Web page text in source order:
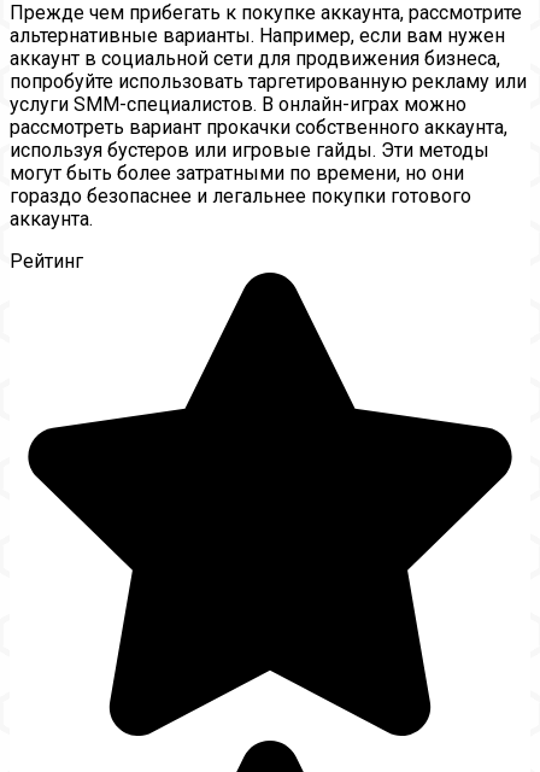
Прежде чем прибегать к покупке аккаунта, рассмотрите
альтернативные варианты. Например, если вам нужен
аккаунт в социальной сети для продвижения бизнеса,
попробуйте использовать таргетированную рекламу или
услуги SMM-специалистов. В онлайн-играх можно
рассмотреть вариант прокачки собственного аккаунта,
используя бустеров или игровые гайды. Эти методы
могут быть более затратными по времени, но они
гораздо безопаснее и легальнее покупки готового
аккаунта.
Рейтинг